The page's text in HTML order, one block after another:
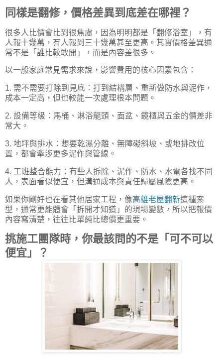
同樣是翻修，價格差異到底差在哪裡？
很多人比價會比到很焦慮，因為明明都是「翻修浴室」，有
人報十幾萬，有人報到三十幾萬甚至更高。其實價格差異通
常不是「誰比較敢開」，而是內容差很多。
以一般家庭常見需求來說，影響費用的核心因素包含：
1. 需不需要打除到見底：打到結構層、重新做防水與泥作，
成本一定高，但也較能一次處理根本問題。
2. 設備等級：馬桶、淋浴龍頭、面盆、鏡櫃與五金的價差非
常大。
3. 地坪與排水：想要乾濕分離、無障礙斜坡、或地排改位
置，都會牽涉更多泥作與管線。
4. 工班整合能力：有些人拆除、泥作、防水、水電各找不同
人，表面看似便宜，但溝通成本與責任歸屬風險更高。
如果你剛好也在看其他居家工程，像高雄老屋翻新這種案
型，通常更能體會「拆開才知道」的現場變數，所以把報價
內容寫清楚，往往比單純比總價更重要。
挑施工團隊時，你最該問的不是「可不可以
便宜」？